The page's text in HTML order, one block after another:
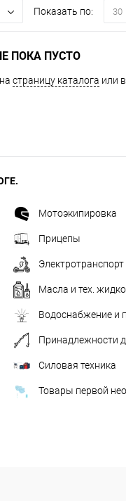
Принадлежности для
Станки
Показать по: 30
ПОКА ПУСТО
страницу каталога или
Мотоэкипировка
Прицепы
Электротранспорт
Масла и тех.
Водоснабжение и
Принадлежности
Силовая техника
Товары первой